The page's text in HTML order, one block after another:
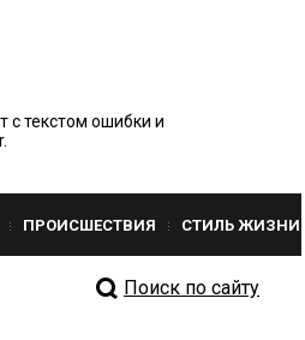
с текстом ошибки и
ПРОИСШЕСТВИЯ СТИЛЬ ЖИЗНИ
Поиск по сайту